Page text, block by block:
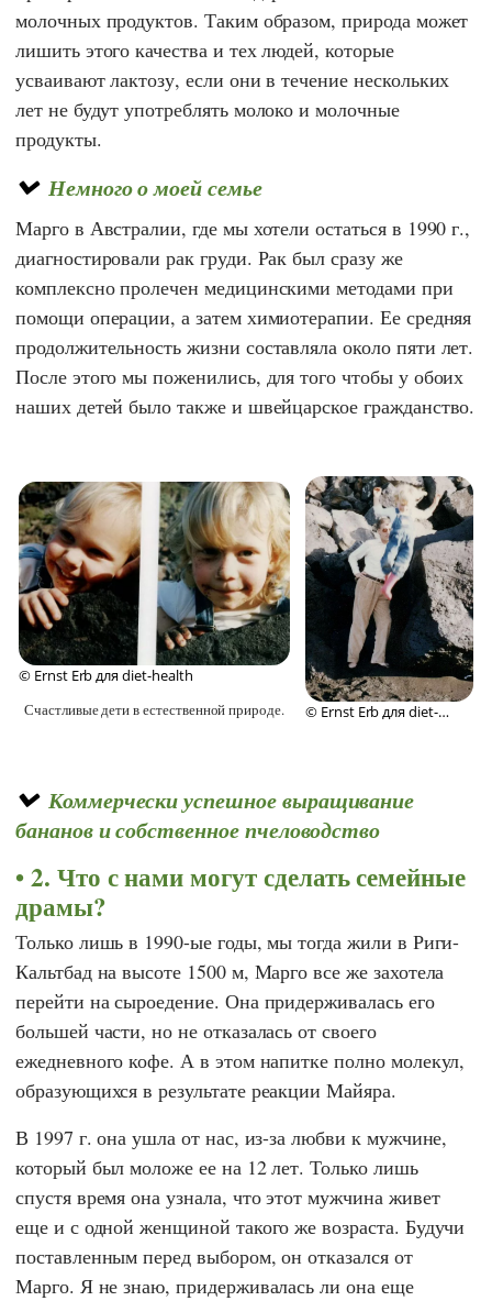
молочных продуктов. Таким образом, природа может
лишить этого качества и тех людей, которые
усваивают лактозу, если они в течение нескольких
лет не будут употреблять молоко и молочные
продукты.
Немного о моей семье
Маргов Австралии, где мы хотели остаться в 1990 г.,
диагностировали рак груди. Рак был сразу же
комплексно пролечен медицинскими методами при
помощи операции, а затем химиотерапии. Ее средняя
продолжительность жизни составляла около пяти лет.
После этого мы поженились, для того чтобы у обоих
наших детей было также и швейцарское гражданство.
© Ernst Erb для diet-health
Счастливые дети в естественной природе.
© Ernst Erb для diet-
Коммерчески успешное выращивание
бананов и собственное пчеловодство
2. Что с нами могут сделать семейные
драмы?
Только лишь в 1990-ые годы, мы тогда жили в Риги-
Кальтбад на высоте 1500 м, Марго все же захотела
перейти на сыроедение. Она придерживалась его
большей части, но не отказалась от своего
ежедневного кофе. А в этом напитке полно молекул,
образующихся в результате реакции Майяра.
В 1997 г. она ушла от нас, из-за любви к мужчине,
который был моложе ее на 12 лет. Только лишь
спустя время она узнала, что этот мужчина живет
еще и с одной женщиной такого же возраста. Будучи
поставленным перед выбором, он отказался от
Марго. Я не знаю, придерживалась ли она еще